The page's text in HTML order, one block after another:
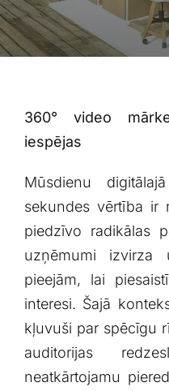
Blogs
Attēlu galerija
Video galerija
Vakances
BUJ
Kontakti
Klientu portāls
360° ⁤video
iespējas
Mūsdienu
sekundes vērtība ir⁤
piedzīvo ‍radikālas
uzņēmumi izvirza
pieejām, lai
interesi. Šajā
kļuvuši​ par spēcīgu
auditorijas
neatkārtojamu